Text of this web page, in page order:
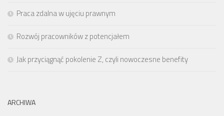
Praca zdalna w ujęciu prawnym
Rozwój pracowników z potencjałem
Jak przyciągnąć pokolenie Z, czyli nowoczesne benefity
ARCHIWA